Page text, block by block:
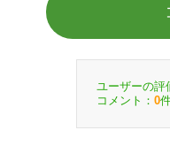
ユーザーの評
コメント： 0